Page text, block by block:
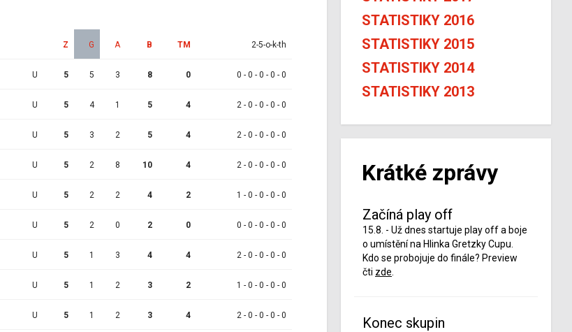
Z G A B TM 2-5-o-k-th
U 5 5 3 8 0 0 - 0 - 0 - 0 - 0
U 5 4 1 5 4 2 - 0 - 0 - 0 - 0
U 5 3 2 5 4 2 - 0 - 0 - 0 - 0
U 5 2 8 10 4 2 - 0 - 0 - 0 - 0
U 5 2 2 4 2 1 - 0 - 0 - 0 - 0
U 5 2 0 2 0 0 - 0 - 0 - 0 - 0
U 5 1 3 4 4 2 - 0 - 0 - 0 - 0
U 5 1 2 3 2 1 - 0 - 0 - 0 - 0
U 5 1 2 3 4 2 - 0 - 0 - 0 - 0
STATISTIKY 2016
STATISTIKY 2015
STATISTIKY 2014
STATISTIKY 2013
Krátké zprávy
Začíná play off
15.8. - Už dnes startuje play off a boje
o umístění na Hlinka Gretzky Cupu.
Kdo se probojuje do finále? Preview
čti zde
Konec skupin